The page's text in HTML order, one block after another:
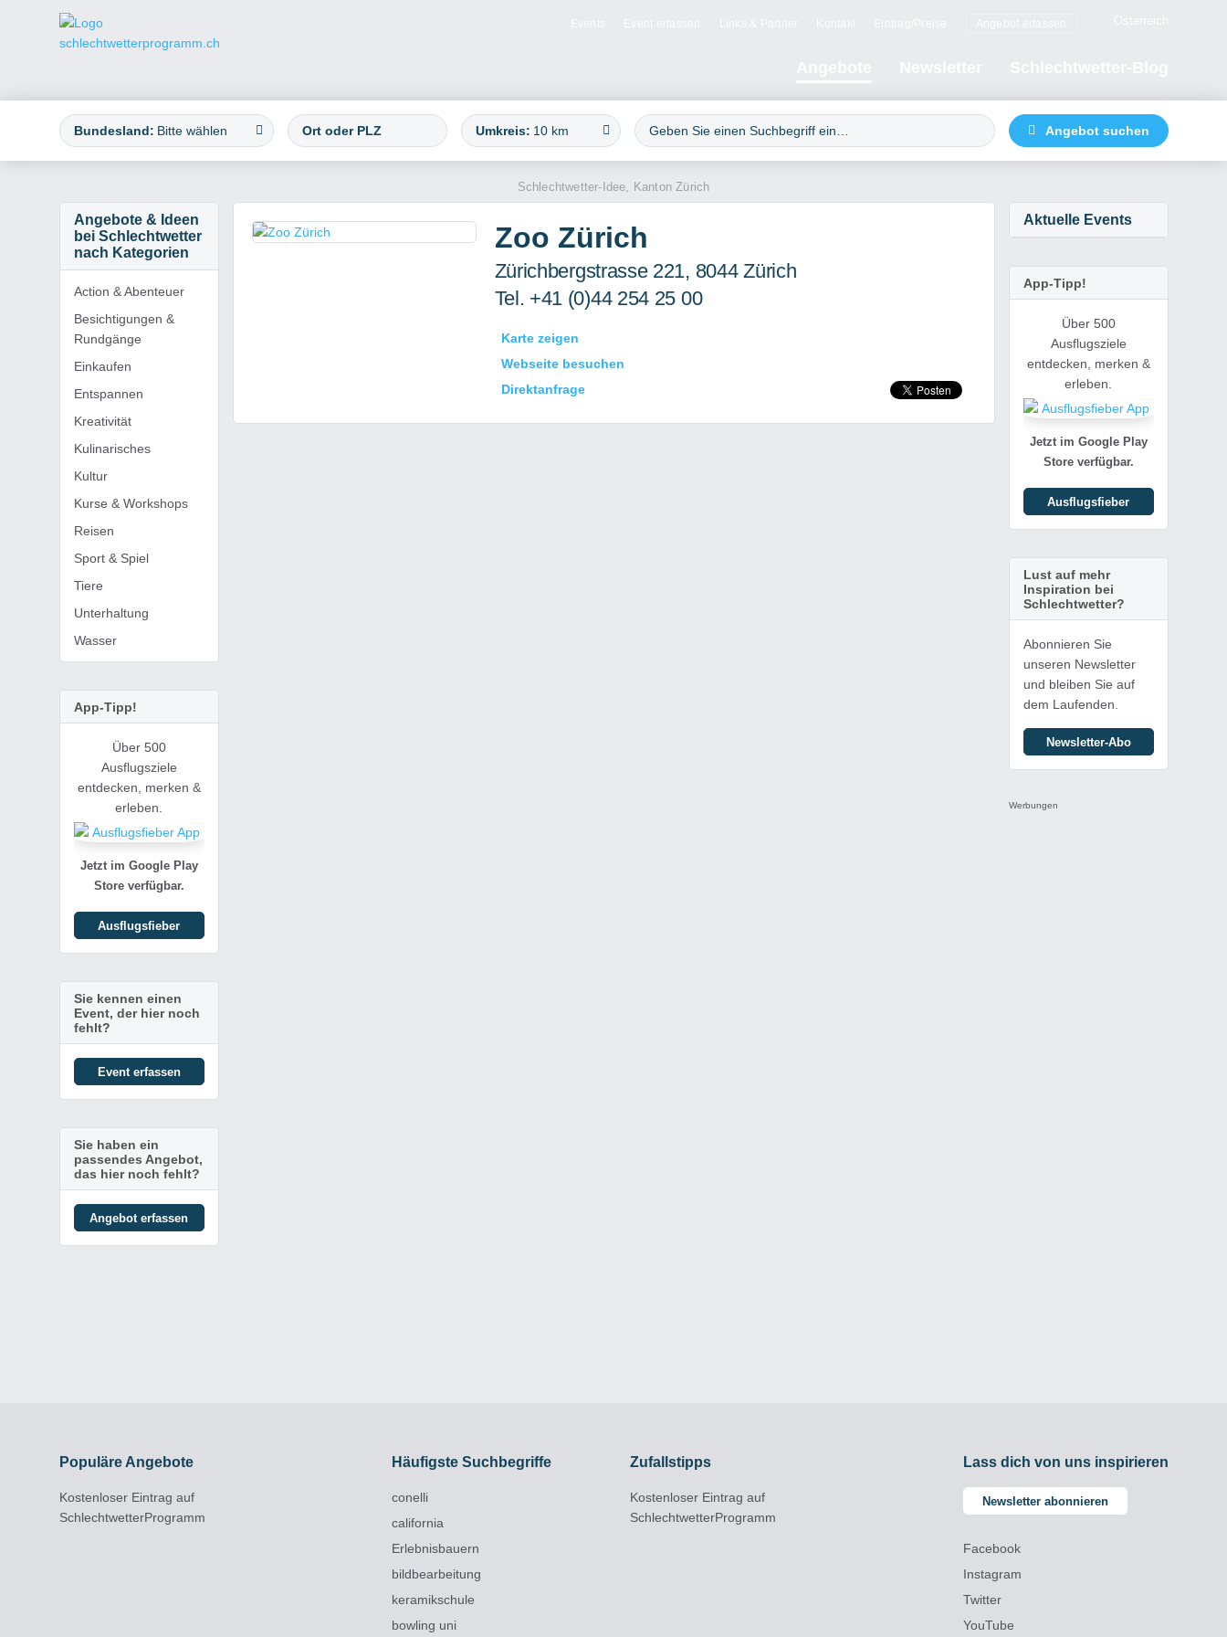
Bundesland: Bitte wählen Umkreis: 10 km
Angebote & Ideen
bei Schlechtwetter
nach Kategorien
Action & Abenteuer
Besichtigungen &
Rundgänge
Einkaufen
Entspannen
Kreativität
Kulinarisches
Kultur
Kurse & Workshops
Reisen
Sport & Spiel
Tiere
Unterhaltung
Wasser
App-Tipp!
Über 500
Ausflugsziele
entdecken, merken &
erleben.
Jetzt im Google Play
Store verfügbar.
Ausflugsfieber
Sie kennen einen
Event, der hier noch
fehlt?
Event erfassen
Sie haben ein
passendes Angebot,
das hier noch fehlt?
Angebot erfassen
Schlechtwetter-Idee, Kanton Zürich
Zoo Zürich
Zürichbergstrasse 221, 8044 Zürich
Tel. +41 (0)44 254 25 00
Karte zeigen
Webseite besuchen
Direktanfrage
Aktuelle Events
App-Tipp!
Über 500
Ausflugsziele
entdecken, merken &
erleben.
Jetzt im Google Play
Store verfügbar.
Ausflugsfieber
Lust auf mehr
Inspiration bei
Schlechtwetter?
Abonnieren Sie
unseren Newsletter
und bleiben Sie auf
dem Laufenden.
Newsletter-Abo
Werbungen
Populäre Angebote
Kostenloser Eintrag auf
SchlechtwetterProgramm
Häufigste Suchbegriffe
conelli
california
Erlebnisbauern
bildbearbeitung
keramikschule
bowling uni
Zufallstipps
Kostenloser Eintrag auf
SchlechtwetterProgramm
Lass dich von uns inspirieren
Newsletter abonnieren
Facebook
Instagram
Twitter
YouTube